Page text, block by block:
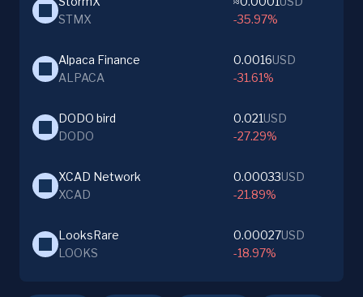
STMX
-35.97%
Alpaca Finance
ALPACA
0.0016USD
-31.61%
DODO bird
DODO
0.021USD
-27.29%
XCAD Network
XCAD
0.00033USD
-21.89%
LooksRare
LOOKS
0.00027USD
-18.97%